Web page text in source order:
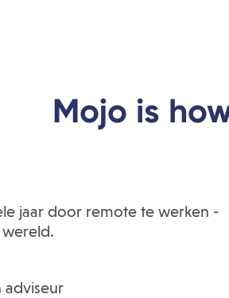
Mojo is
jaar door remote te werken -
adviseur